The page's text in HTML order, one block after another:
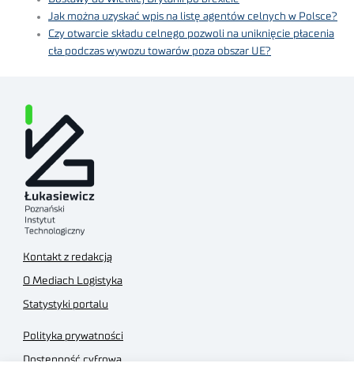
Jak można uzyskać wpis na listę agentów celnych w Polsce?
Czy otwarcie składu celnego pozwoli na uniknięcie płacenia
cła podczas wywozu towarów poza obszar UE?
Kontakt z redakcją
O Mediach Logistyka
Statystyki portalu
Polityka prywatności
Dostępność cyfrowa